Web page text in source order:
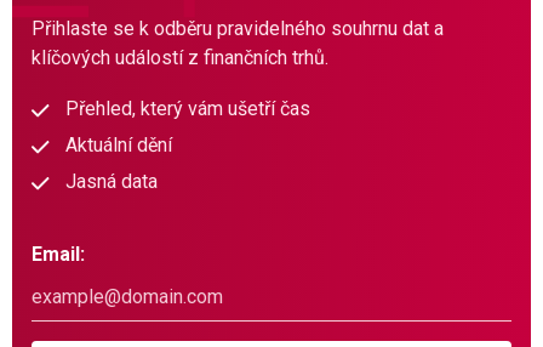
Přihlaste se k odběru pravidelného souhrnu dat a
klíčových událostí z finančních trhů.
Přehled, který vám ušetří čas
Aktuální dění
Jasná data
Email: